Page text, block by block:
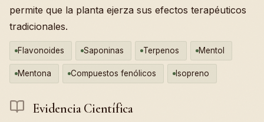
permite que la planta ejerza sus efectos terapéuticos
tradicionales.
Flavonoides Saponinas Terpenos Mentol
Mentona Compuestos fenólicos Isopreno
Evidencia Científica